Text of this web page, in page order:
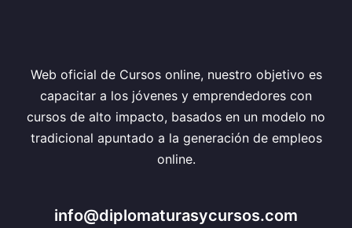
Web oficial de Cursos online, nuestro objetivo es
capacitar a los jóvenes y emprendedores con
cursos de alto impacto, basados en un modelo no
tradicional apuntado a la generación de empleos
online.
info@diplomaturasycursos.com